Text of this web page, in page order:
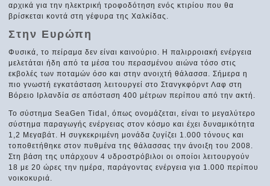
αρχικά για την ηλεκτρική τροφοδότηση ενός κτιρίου που θα
βρίσκεται κοντά στη γέφυρα της Χαλκίδας.
Στην Ευρώπη
Φυσικά, το πείραμα δεν είναι καινούριο. Η παλιρροιακή ενέργεια
μελετάται ήδη από τα μέσα του περασμένου αιώνα τόσο στις
εκβολές των ποταμών όσο και στην ανοιχτή θάλασσα. Σήμερα η
πιο γνωστή εγκατάσταση λειτουργεί στο Στανγκφόρντ Λαφ στη
Βόρειο Ιρλανδία σε απόσταση 400 μέτρων περίπου από την ακτή.
Το σύστημα SeaGen Tidal, όπως ονομάζεται, είναι το μεγαλύτερο
σύστημα παραγωγής ενέργειας στον κόσμο και έχει δυναμικότητα
1,2 Μεγαβάτ. Η συγκεκριμένη μονάδα ζυγίζει 1.000 τόνους και
τοποθετήθηκε στον πυθμένα της θάλασσας την άνοιξη του 2008.
Στη βάση της υπάρχουν 4 υδροστρόβιλοι οι οποίοι λειτουργούν
18 με 20 ώρες την ημέρα, παράγοντας ενέργεια για 1.000 περίπου
νοικοκυριά.